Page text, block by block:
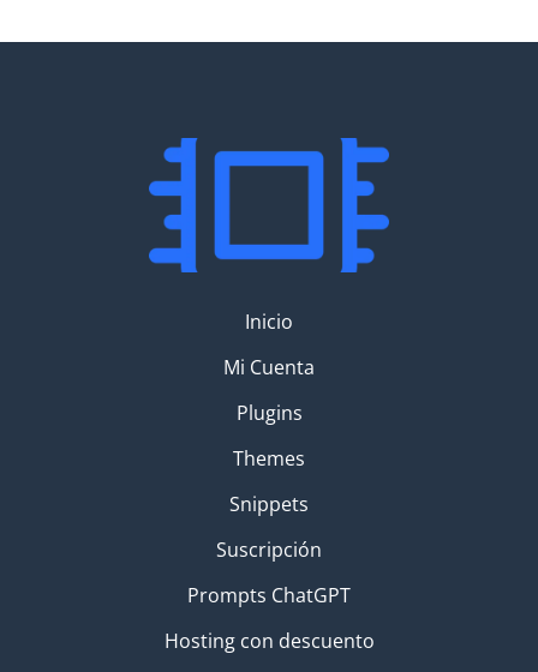
99,00 €.3,99 €.
Inicio
Mi Cuenta
Plugins
Themes
Snippets
Suscripción
Prompts ChatGPT
Hosting con descuento